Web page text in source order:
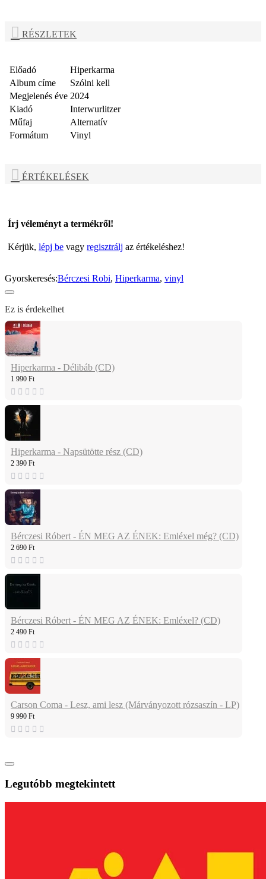
RÉSZLETEK
Előadó
Hiperkarma
Album címe
Szólni kell
Megjelenés éve 2024
Kiadó
Interwurlitzer
Műfaj
Alternatív
Formátum
Vinyl
ÉRTÉKELÉSEK
Írj véleményt a termékről!
Kérjük, lépj be vagy regisztrálj az értékeléshez!
Gyorskeresés:Bérczesi Robi, Hiperkarma, vinyl
Ez is érdekelhet
Hiperkarma - Délibáb (CD)
1 990 Ft
Hiperkarma - Napsütötte rész (CD)
2 390 Ft
Bérczesi Róbert - ÉN MEG AZ ÉNEK: Emléxel még? (CD)
2 690 Ft
Bérczesi Róbert - ÉN MEG AZ ÉNEK: Emléxel? (CD)
2 490 Ft
Carson Coma - Lesz, ami lesz (Márványozott rózsaszín - LP)
9 990 Ft
Legutóbb megtekintett